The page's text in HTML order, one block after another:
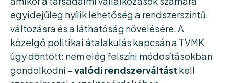
egyidejűleg nyílik lehetőség a rendszerszintű
változásra és a láthatóság növelésére. A
közelgő politikai átalakulás kapcsán a TVMK
úgy döntött: nem elég felszíni módosításokban
gondolkodni –valódi rendszerváltást kell